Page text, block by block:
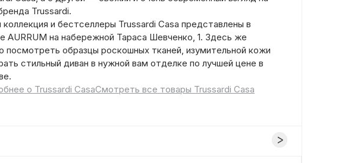
Trussardi.
коллекция и бестселлеры Trussardi Casa представлены в
AURRUM на набережной Тараса Шевченко, 1. Здесь же
посмотреть образцы роскошных тканей, изумительной кожи
стильный диван в нужной вам отделке по лучшей цене в
о Trussardi CasaСмотреть все товары Trussardi Casa